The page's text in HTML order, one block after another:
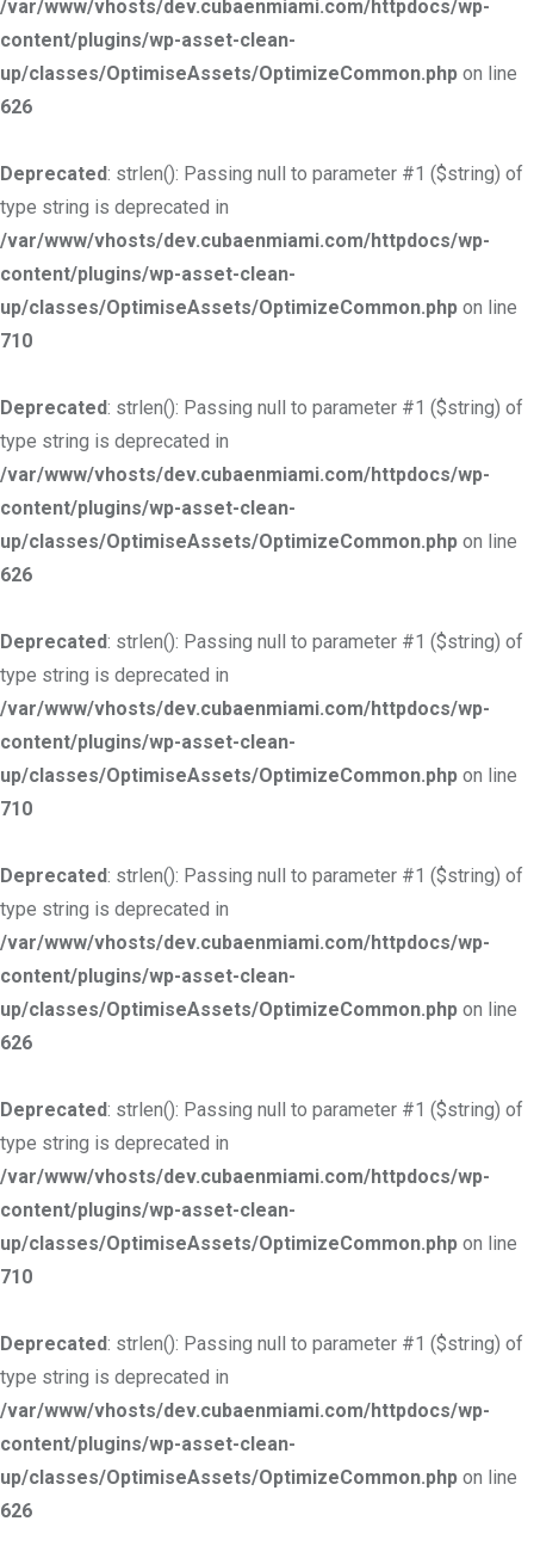
/var/www/vhosts/dev.cubaenmiami.com/httpdocs/wp-
content/plugins/wp-asset-clean-
up/classes/OptimiseAssets/OptimizeCommon.php on line
626
Deprecated: strlen(): Passing null to parameter #1 ($string) of
type string is deprecated in
/var/www/vhosts/dev.cubaenmiami.com/httpdocs/wp-
content/plugins/wp-asset-clean-
up/classes/OptimiseAssets/OptimizeCommon.php on line
710
Deprecated: strlen(): Passing null to parameter #1 ($string) of
type string is deprecated in
/var/www/vhosts/dev.cubaenmiami.com/httpdocs/wp-
content/plugins/wp-asset-clean-
up/classes/OptimiseAssets/OptimizeCommon.php on line
626
Deprecated: strlen(): Passing null to parameter #1 ($string) of
type string is deprecated in
/var/www/vhosts/dev.cubaenmiami.com/httpdocs/wp-
content/plugins/wp-asset-clean-
up/classes/OptimiseAssets/OptimizeCommon.php on line
710
Deprecated: strlen(): Passing null to parameter #1 ($string) of
type string is deprecated in
/var/www/vhosts/dev.cubaenmiami.com/httpdocs/wp-
content/plugins/wp-asset-clean-
up/classes/OptimiseAssets/OptimizeCommon.php on line
626
Deprecated: strlen(): Passing null to parameter #1 ($string) of
type string is deprecated in
/var/www/vhosts/dev.cubaenmiami.com/httpdocs/wp-
content/plugins/wp-asset-clean-
up/classes/OptimiseAssets/OptimizeCommon.php on line
710
Deprecated: strlen(): Passing null to parameter #1 ($string) of
type string is deprecated in
/var/www/vhosts/dev.cubaenmiami.com/httpdocs/wp-
content/plugins/wp-asset-clean-
up/classes/OptimiseAssets/OptimizeCommon.php on line
626